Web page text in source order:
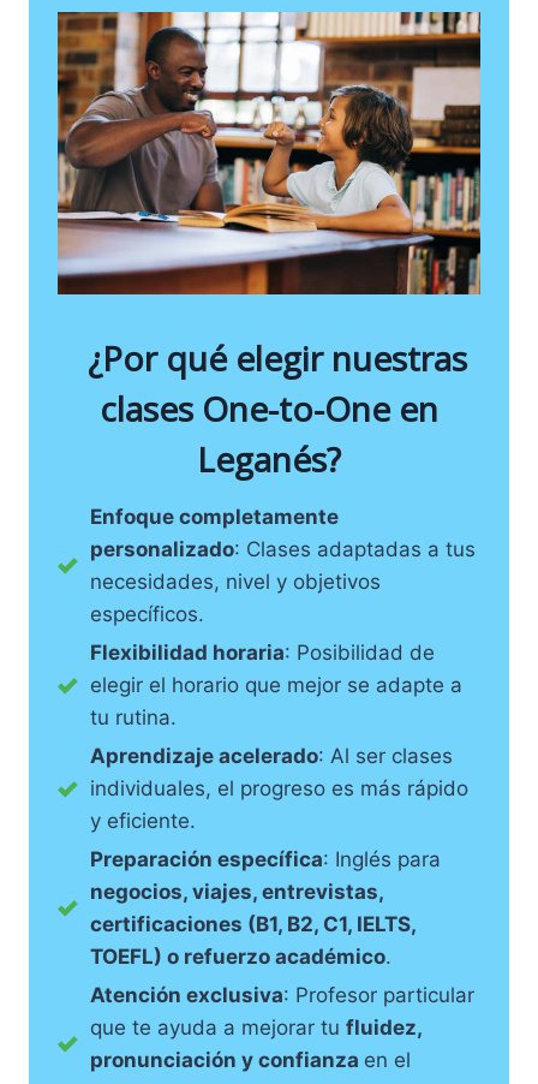
¿Por qué elegir nuestras
clases One-to-One en
Leganés?
Enfoque completamente
personalizado: Clases adaptadas a tus
necesidades, nivel y objetivos
específicos.
Flexibilidad horaria: Posibilidad de
elegir el horario que mejor se adapte a
tu rutina.
Aprendizaje acelerado: Al ser clases
individuales, el progreso es más rápido
y eficiente.
Preparación específica: Inglés para
negocios, viajes, entrevistas,
certificaciones (B1, B2, C1, IELTS,
TOEFL) o refuerzo académico.
Atención exclusiva: Profesor particular
que te ayuda a mejorar tu fluidez,
pronunciación y confianza en el